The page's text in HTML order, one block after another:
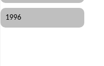
1996